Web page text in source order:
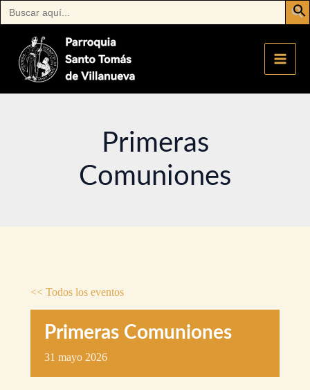
Buscar:
contenido
Primeras
Comuniones
<< Todos los eventos
Primeras Comuniones
31 mayo 2026